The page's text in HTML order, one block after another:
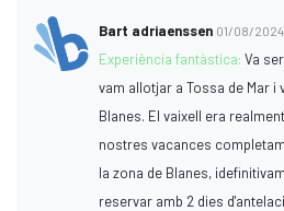
Bart adriaenssen 01/08/2024
Experiència fantàstica:Va
vam allotjar a Tossa de Mar i
Blanes. El vaixell era
nostres vacances
la zona de Blanes,
reservar amb 2 dies